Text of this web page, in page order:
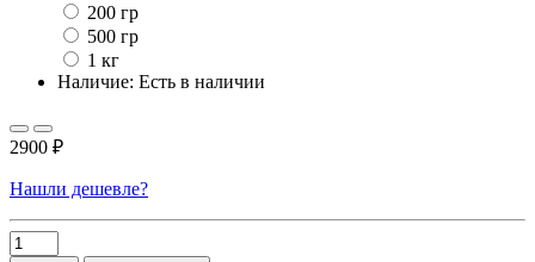
200 гр
500 гр
1 кг
Наличие: Есть в наличии
2900 ₽
Нашли дешевле?